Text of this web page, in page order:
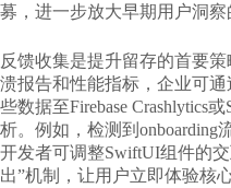
募，进一步放大早期用户洞察
反馈收集是提升留存的首要策
溃报告和性能指标，企业可通
些数据至Firebase Crashlytics
析。例如，检测到onboarding
开发者可调整SwiftUI组件的
出”机制，让用户立即体验核